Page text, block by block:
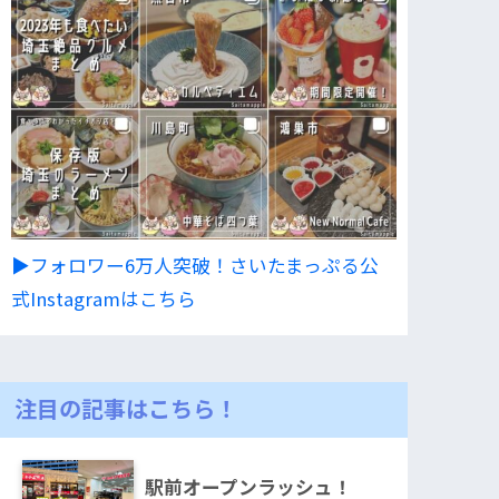
▶︎フォロワー6万人突破！さいたまっぷる公
式Instagramはこちら
注目の記事はこちら！
駅前オープンラッシュ！